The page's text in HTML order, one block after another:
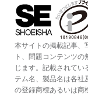
本サイトの掲載記事、
ト、問題コンテンツの
じます。記載されてい
テム名、製品名は各社
の登録商標あるいは商